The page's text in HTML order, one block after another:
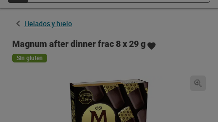
Helados y hielo
Magnum after dinner frac 8 x 29 g
Sin gluten